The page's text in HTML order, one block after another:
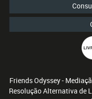
Friends Odyssey -
Resolução Alternativa de